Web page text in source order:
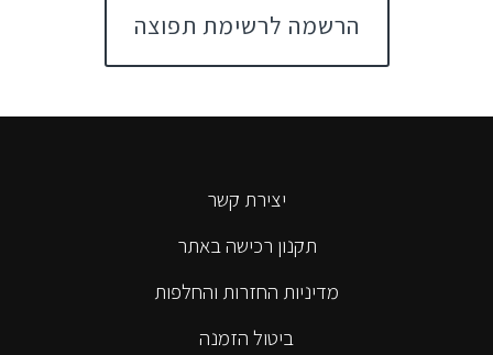
הרשמה לרשימת תפוצה
יצירת קשר
תקנון רכישה באתר
מדיניות החזרות והחלפות
ביטול הזמנה